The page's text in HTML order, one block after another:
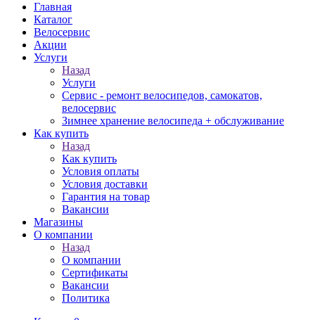
Главная
Каталог
Велосервис
Акции
Услуги
Назад
Услуги
Сервис - ремонт велосипедов, самокатов,
велосервис
Зимнее хранение велосипеда + обслуживание
Как купить
Назад
Как купить
Условия оплаты
Условия доставки
Гарантия на товар
Вакансии
Магазины
О компании
Назад
О компании
Сертификаты
Вакансии
Политика